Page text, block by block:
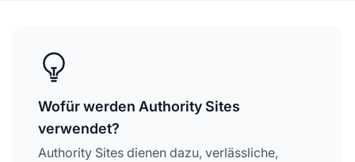
Wofür werden Authority Sites
verwendet?
Authority Sites dienen dazu, verlässliche,